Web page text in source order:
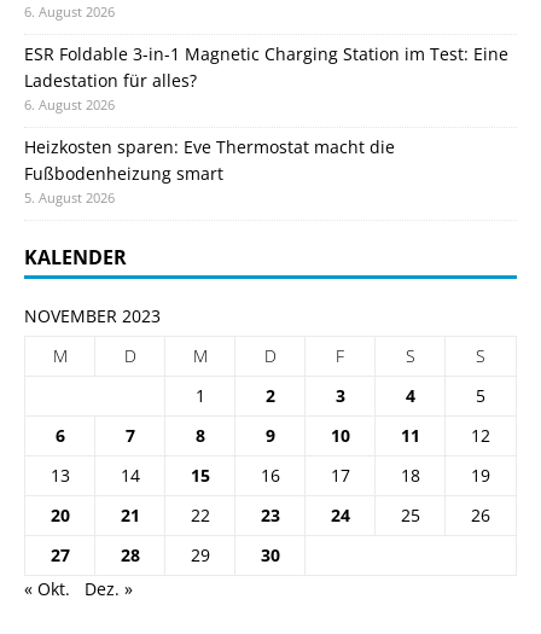
6. August 2026
ESR Foldable 3-in-1 Magnetic Charging Station im Test: Eine
Ladestation für alles?
6. August 2026
Heizkosten sparen: Eve Thermostat macht die
Fußbodenheizung smart
5. August 2026
KALENDER
NOVEMBER 2023
M
D M D F S
S
1
2 3 4
5
6
7 8 9 10 11
12
13
14 15 16 17 18
19
20
21 22 23 24 25
26
27
28 29
30
« Okt.
Dez. »